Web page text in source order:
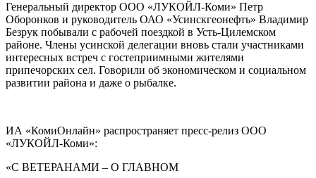
Генеральный директор ООО «ЛУКОЙЛ-Коми» Петр
Оборонков и руководитель ОАО «Усинскгеонефть» Владимир
Безрук побывали с рабочей поездкой в Усть-Цилемском
районе. Члены усинской делегации вновь стали участниками
интересных встреч с гостеприимными жителями
припечорских сел. Говорили об экономическом и социальном
развитии района и даже о рыбалке.
ИА «КомиОнлайн» распространяет пресс-релиз ООО
«ЛУКОЙЛ-Коми»:
«С ВЕТЕРАНАМИ – О ГЛАВНОМ